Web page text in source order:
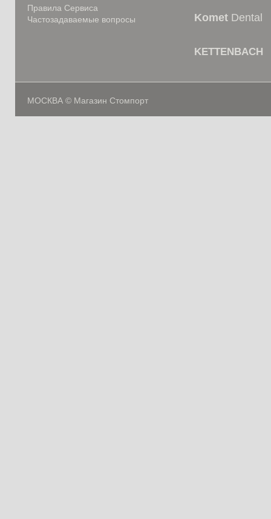
Правила Сервиса
Частозадаваемые вопросы
Komet Dental
KETTENBACH
МОСКВА © Магазин Стомпорт